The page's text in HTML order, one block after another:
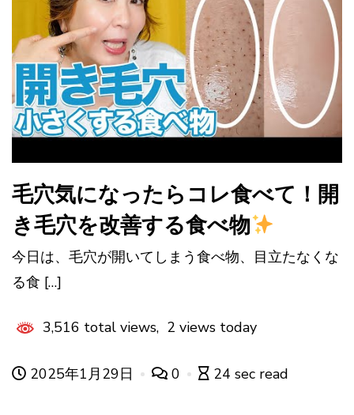
毛穴気になったらコレ食べて！開
き毛穴を改善する食べ物
今日は、毛穴が開いてしまう食べ物、目立たなくな
る食 […]
3,516 total views, 2 views today
2025年1月29日 0 24 sec read